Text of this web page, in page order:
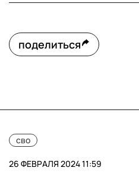
поделиться
сво
26 ФЕВРАЛЯ 2024 11:59